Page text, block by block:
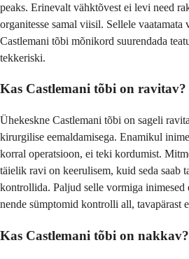
peaks. Erinevalt vähktõvest ei levi need
organitesse samal viisil. Sellele vaatamata
Castlemani tõbi mõnikord suurendada
tekkeriski.
Kas Castlemani tõbi on ravitav?
Ühekeskne Castlemani tõbi on sageli
kirurgilise eemaldamisega. Enamikul
korral operatsioon, ei teki kordumist.
täielik ravi on keerulisem, kuid seda saab
kontrollida. Paljud selle vormiga inimesed
nende sümptomid kontrolli all, tavapärast
Kas Castlemani tõbi on nakkav?